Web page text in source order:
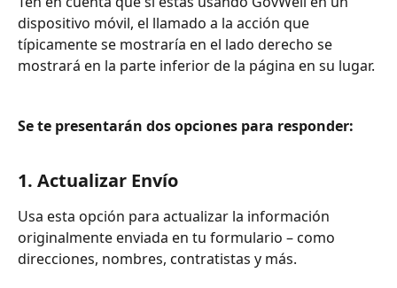
dispositivo móvil, el llamado a la acción que
típicamente se mostraría en el lado derecho se
mostrará en la parte inferior de la página en su lugar.
Se te presentarán dos opciones para responder:
1. Actualizar Envío
Usa esta opción para actualizar la información
originalmente enviada en tu formulario – como
direcciones, nombres, contratistas y más.